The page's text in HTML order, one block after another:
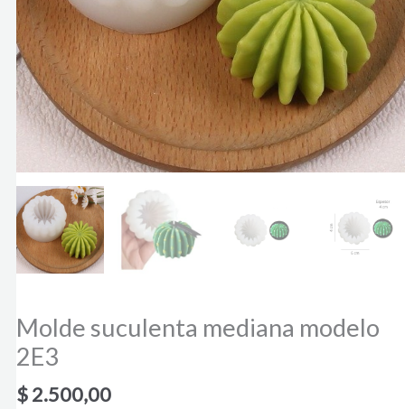
Molde suculenta mediana modelo
2E3
$2.500,00